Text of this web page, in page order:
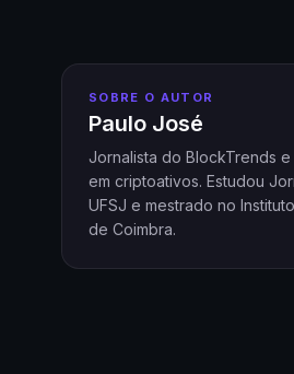
SOBRE O AUTOR
Paulo José
Jornalista do BlockTrends
em criptoativos. Estudou
UFSJ e mestrado no
de Coimbra.